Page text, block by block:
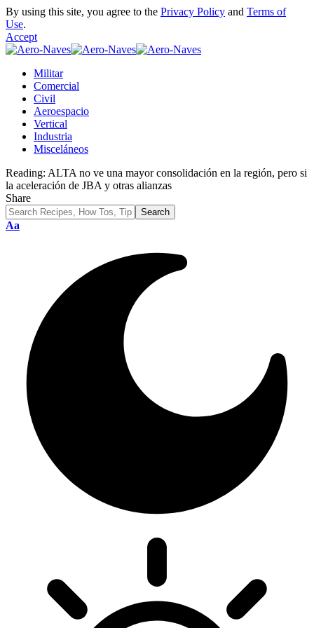
By using this site, you agree to the Privacy Policy and Terms of
Use.
Accept
Militar
Comercial
Civil
Aeroespacio
Vertical
Industria
Misceláneos
Reading: ALTA no ve una mayor consolidación en la región, pero si
la aceleración de JBA y otras alianzas
Share
Font
Aa